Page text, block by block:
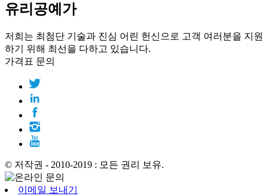
유리공예가
저희는 최첨단 기술과 진심 어린 헌신으로 고객 여러분을 지원
하기 위해 최선을 다하고 있습니다.
가격표 문의
© 저작권 - 2010-2019 : 모든 권리 보유.
이메일 보내기